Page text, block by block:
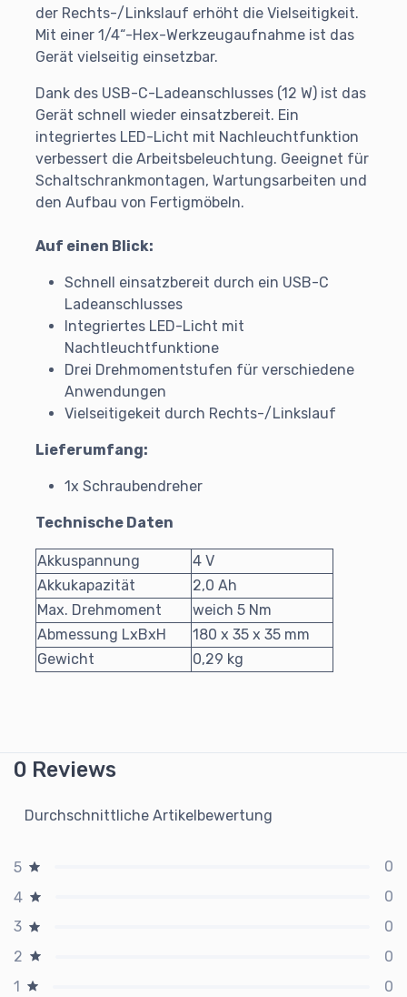
der Rechts-/Linkslauf erhöht die Vielseitigkeit.
Mit einer 1/4“-Hex-Werkzeugaufnahme ist das
Gerät vielseitig einsetzbar.
Dank des USB-C-Ladeanschlusses (12 W) ist das
Gerät schnell wieder einsatzbereit. Ein
integriertes LED-Licht mit Nachleuchtfunktion
verbessert die Arbeitsbeleuchtung. Geeignet für
Schaltschrankmontagen, Wartungsarbeiten und
den Aufbau von Fertigmöbeln.
Auf einen Blick:
Schnell einsatzbereit durch ein USB-C
Ladeanschlusses
Integriertes LED-Licht mit
Nachtleuchtfunktione
Drei Drehmomentstufen für verschiedene
Anwendungen
Vielseitigekeit durch Rechts-/Linkslauf
Lieferumfang:
1x Schraubendreher
Technische Daten
Akkuspannung
4 V
Akkukapazität
2,0 Ah
Max. Drehmoment
weich 5 Nm
Abmessung LxBxH
180 x 35 x 35 mm
Gewicht
0,29 kg
0 Reviews
Durchschnittliche Artikelbewertung
5
0
4
0
3
0
2
0
1
0